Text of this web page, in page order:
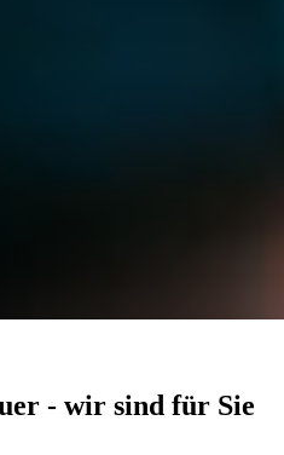
- wir sind für Sie